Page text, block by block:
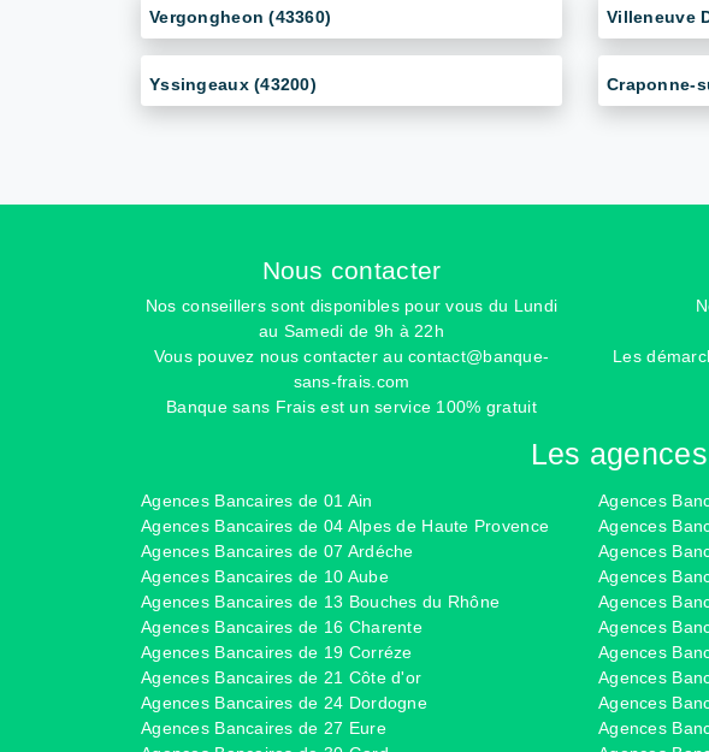
Vergongheon (43360) Villeneuve
Yssingeaux (43200) Craponne-
Nous contacter
Nos conseillers sont disponibles pour vous du Lundi
au Samedi de 9h à 22h
Vous pouvez nous contacter aucontact@banque-
sans-frais.com
Banque sans Frais est un service 100% gratuit
Les
Les
Agences Bancaires de 01 Ain Agences
Agences Bancaires de 04 Alpes de Haute Provence
Agences
Agences Bancaires de 07 Ardéche
Agences
Agences Bancaires de 10 Aube
Agences
Agences Bancaires de 13 Bouches du Rhône
Agences
Agences Bancaires de 16 Charente
Agences
Agences Bancaires de 19 Corréze
Agences
Agences Bancaires de 21 Côte d'or
Agences
Agences Bancaires de 24 Dordogne
Agences
Agences Bancaires de 27 Eure
Agences